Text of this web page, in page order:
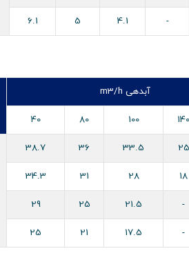
-
4.1
5
6.1
آبدهی m3/h
140
100
80
40
25
33.5
36
38.7
18
28
31
34.3
-
21.5
25
29
-
17.5
21
25